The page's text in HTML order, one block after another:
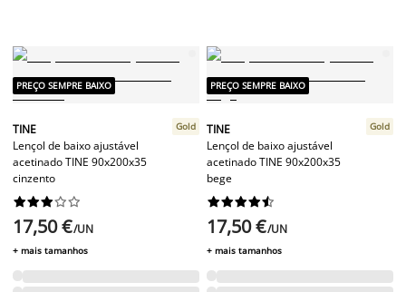
PREÇO SEMPRE BAIXO
TINE
Lençol de baixo ajustável
acetinado TINE 90x200x35
cinzento
Gold






17,50 €/UN
+ mais tamanhos
PREÇO SEMPRE BAIXO
TINE
Lençol de baixo ajustável
acetinado TINE 90x200x35
bege
Gold






17,50 €/UN
+ mais tamanhos